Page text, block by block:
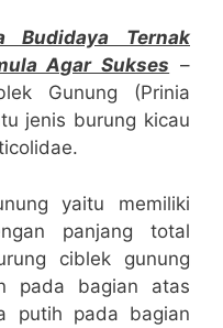
Budidaya Ternak
Agar Sukses –
Gunung (Prinia
jenis burung kicau
yaitu memiliki
panjang total
ciblek gunung
pada bagian atas
putih pada bagian